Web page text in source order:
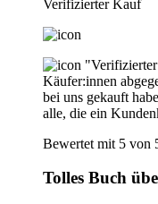
Verifizierter Kauf
Käufer:innen
bei uns gekauft
alle, die ein
Bewertet mit 5 von
Tolles Buch